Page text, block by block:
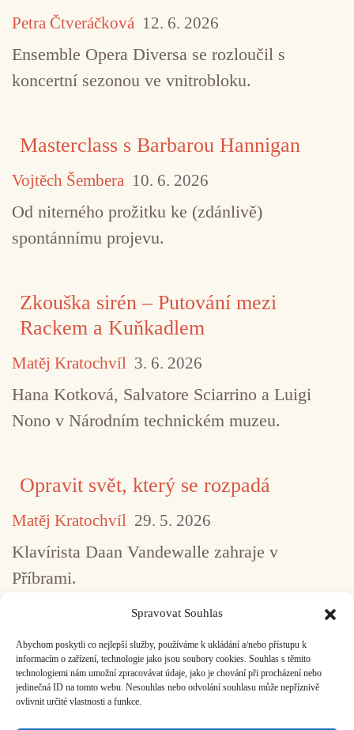
Spravovat Souhlas
Abychom poskytli co nejlepší služby, používáme k ukládání a/nebo přístupu k
informacím o zařízení, technologie jako jsou soubory cookies. Souhlas s těmito
technologiemi nám umožní zpracovávat údaje, jako je chování při procházení nebo
jedinečná ID na tomto webu. Nesouhlas nebo odvolání souhlasu může nepříznivě
ovlivnit určité vlastnosti a funkce.
Petra Čtveráčková 12. 6. 2026
Ensemble Opera Diversa se rozloučil s
koncertní sezonou ve vnitrobloku.
Masterclass s Barbarou Hannigan
Vojtěch Šembera 10. 6. 2026
Od niterného prožitku ke (zdánlivě)
spontánnímu projevu.
Zkouška sirén – Putování mezi
Rackem a Kuňkadlem
Matěj Kratochvíl 3. 6. 2026
Hana Kotková, Salvatore Sciarrino a Luigi
Nono v Národním technickém muzeu.
Opravit svět, který se rozpadá
Matěj Kratochvíl 29. 5. 2026
Klavírista Daan Vandewalle zahraje v
Příbrami.
1 2 3 4 5 ... 517